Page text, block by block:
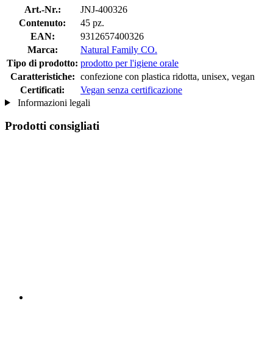
Art.-Nr.:
JNJ-400326
Contenuto:
45 pz.
EAN:
9312657400326
Marca:
Natural Family CO.
Tipo di prodotto: prodotto per l'igiene orale
Caratteristiche: confezione con plastica ridotta, unisex, vegan
Certificati:
Vegan senza certificazione
Informazioni legali
Prodotti consigliati